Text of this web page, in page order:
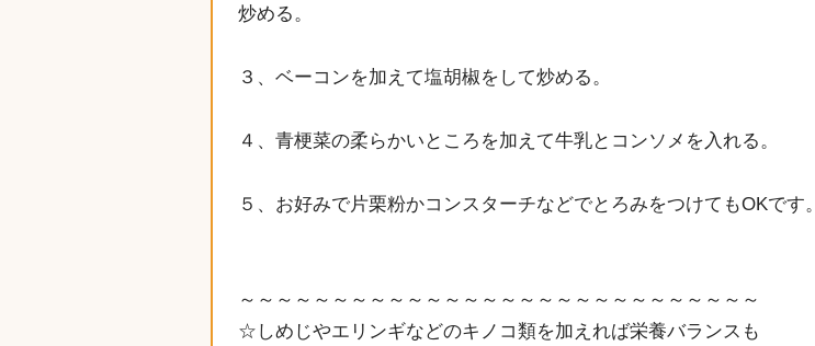
炒める。
３、ベーコンを加えて塩胡椒をして炒める。
４、青梗菜の柔らかいところを加えて牛乳とコンソメを入れる。
５、お好みで片栗粉かコンスターチなどでとろみをつけてもOKです。
～～～～～～～～～～～～～～～～～～～～～～～～～～～～
☆しめじやエリンギなどのキノコ類を加えれば栄養バランスも